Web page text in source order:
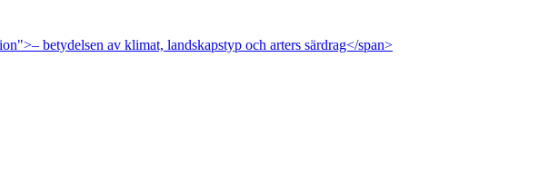
betydelsen av klimat, landskapstyp och arters särdrag</span>